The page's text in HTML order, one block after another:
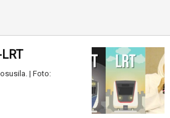
| Foto: